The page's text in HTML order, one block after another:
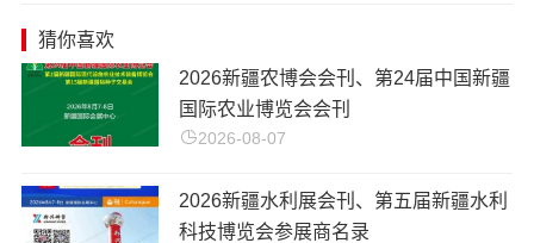
猜你喜欢
​2026新疆农博会会刊、第24届中国新疆
国际农业博览会会刊
2026-08-07
2026新疆水利展会刊、第五届新疆水利
科技博览会参展商名录